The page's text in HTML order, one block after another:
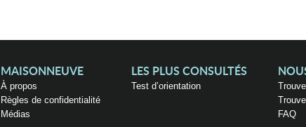
MAISONNEUVE
À propos
Règles de confidentialité
Médias
LES PLUS CONSULTÉS
Test d’orientation
FAQ